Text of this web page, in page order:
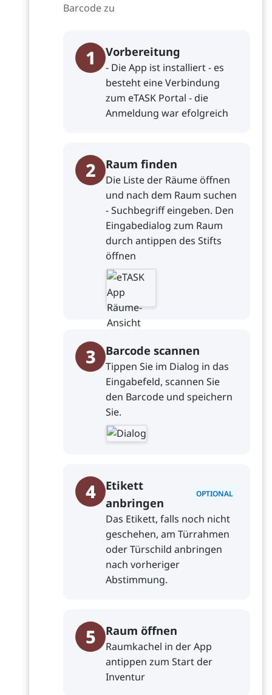
Barcode zu
1 Vorbereitung
- Die App ist installiert - es
besteht eine Verbindung
zum eTASK Portal - die
Anmeldung war efolgreich
2 Raum finden
Die Liste der Räume öffnen
und nach dem Raum suchen
- Suchbegriff eingeben. Den
Eingabedialog zum Raum
durch antippen des Stifts
öffnen
3 Barcode scannen
Tippen Sie im Dialog in das
Eingabefeld, scannen Sie
den Barcode und speichern
Sie.
4
Etikett
anbringen
OPTIONAL
Das Etikett, falls noch nicht
geschehen, am Türrahmen
oder Türschild anbringen
nach vorheriger
Abstimmung.
5 Raum öffnen
Raumkachel in der App
antippen zum Start der
Inventur